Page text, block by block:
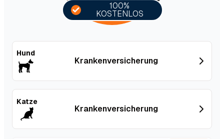
Hund
Kranken­versicherung
Katze
Kranken­versicherung
100%
KOSTENLOS